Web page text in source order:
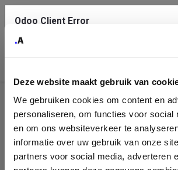
Deze website maakt gebruik van
We gebruiken cookies om content en
personaliseren, om functies voor social
en om ons websiteverkeer te
informatie over uw gebruik van onze
partners voor social media, adverteren
Helpdesk
There is no public Helpdesk team to show.
Odoo Client Error
service.
See details